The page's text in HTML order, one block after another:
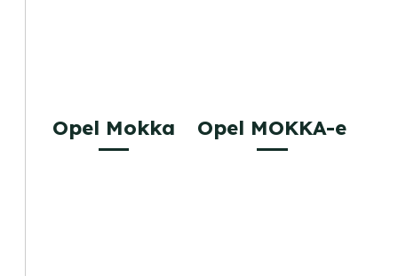
Opel Mokka Opel MOKKA-e